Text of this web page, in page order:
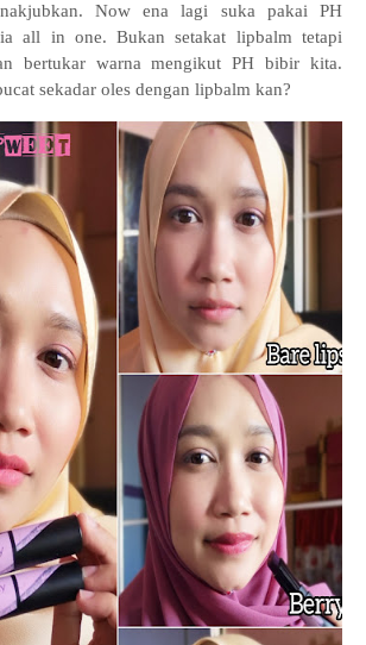
Now ena lagi suka pakai PH
all in one. Bukan setakat lipbalm tetapi
bertukar warna mengikut PH bibir kita.
sekadar oles dengan lipbalm kan?